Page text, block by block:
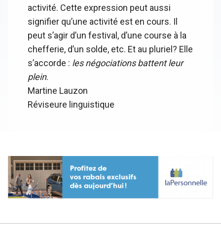
activité. Cette expression peut aussi
signifier qu’une activité est en cours. Il
peut s’agir d’un festival, d’une course à la
chefferie, d’un solde, etc. Et au pluriel? Elle
s’accorde : les négociations battent leur
plein.
Martine Lauzon
Réviseure linguistique